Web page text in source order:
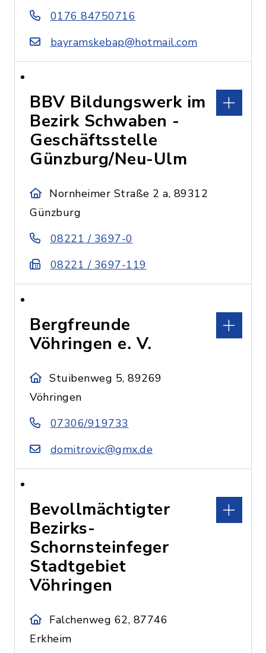
0176 84750716
bayramskebap@hotmail.com
BBV Bildungswerk im
Bezirk Schwaben -
Geschäftsstelle
Günzburg/Neu-Ulm
Nornheimer Straße 2 a, 89312
Günzburg
08221 / 3697-0
08221 / 3697-119
Bergfreunde
Vöhringen e. V.
Stuibenweg 5, 89269
Vöhringen
07306/919733
domitrovic@gmx.de
Bevollmächtigter
Bezirks-
Schornsteinfeger
Stadtgebiet
Vöhringen
Falchenweg 62, 87746
Erkheim